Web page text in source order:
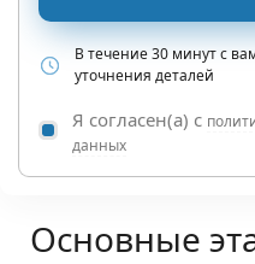
В течение 30 минут с
уточнения деталей
Я согласен(а) с
данных
Основные